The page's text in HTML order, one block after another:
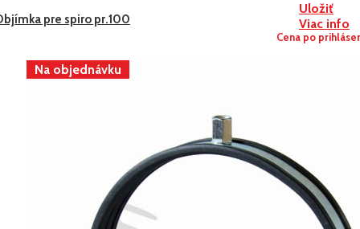
Uložiť
Viac info
pre spiro pr.100
Cena po